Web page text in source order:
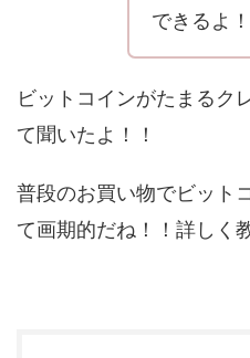
できるよ！
ビットコインがたまるク
て聞いたよ！！
普段のお買い物でビット
て画期的だね！！詳しく